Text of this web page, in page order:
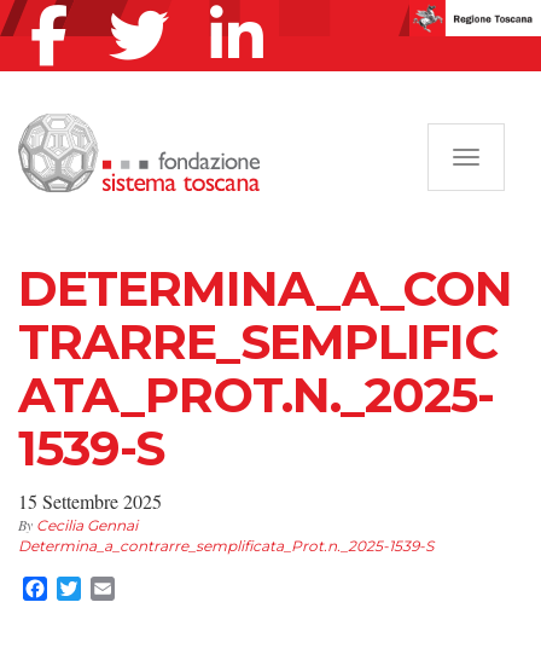
DETERMINA_A_CON
TRARRE_SEMPLIFIC
ATA_PROT.N._2025-
1539-S
15 Settembre 2025
By Cecilia Gennai
Determina_a_contrarre_semplificata_Prot.n._2025-1539-S
Facebook
Twitter